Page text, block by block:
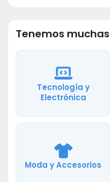
Tenemos
Tecnología y
Electrónica
Moda y Accesorios